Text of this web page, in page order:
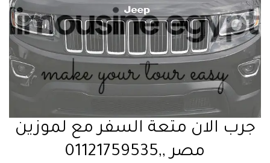
جرب الان متعة السفر مع لموزين
مصر ,,01121759535